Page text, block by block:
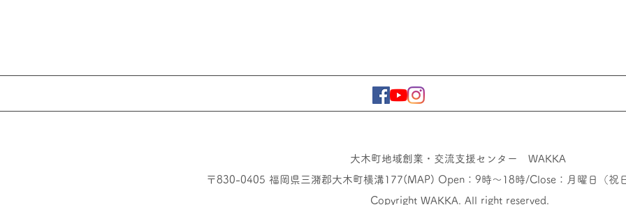
大木町地域創業・交流支援センター WAKKA
〒830-0405 福岡県三潴郡大木町横溝177(MAP) Open：9時〜18時/Close：月曜日（祝
Copyright WAKKA. All right reserved.